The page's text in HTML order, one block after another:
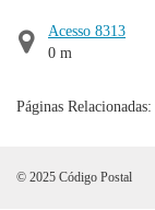
Acesso 8313
0 m
Páginas Relacionadas:
© 2025 Código Postal